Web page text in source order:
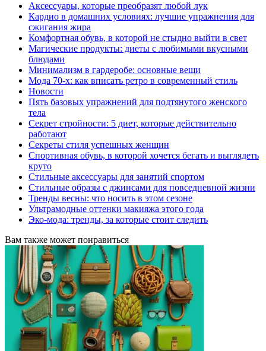
Аксессуары, которые преобразят любой лук
Кардио в домашних условиях: лучшие упражнения для
сжигания жира
Комфортная обувь, в которой не стыдно выйти в свет
Магические продукты: диеты с любимыми вкусными
блюдами
Минимализм в гардеробе: основные вещи
Мода 70-х: как вписать ретро в современный стиль
Новости
Пять базовых упражнений для подтянутого женского
тела
Секрет стройности: 5 диет, которые действительно
работают
Секреты стиля успешных женщин
Спортивная обувь, в которой хочется бегать и выглядеть
круто
Стильные аксессуары для занятий спортом
Стильные образы с джинсами для повседневной жизни
Тренды весны: что носить в этом сезоне
Ультрамодные оттенки макияжа этого года
Эко-мода: тренды, за которые стоит следить
Вам также может понравиться